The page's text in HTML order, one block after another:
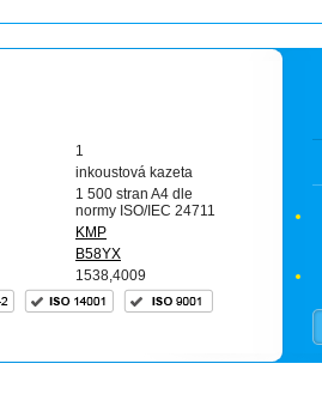
1
inkoustová kazeta
1 500 stran A4 dle
normy ISO/IEC 24711
KMP
B58YX
1538,4009